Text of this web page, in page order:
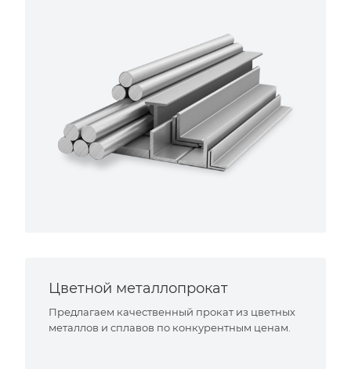
Цветной металлопрокат
Предлагаем качественный прокат из цветных
металлов и сплавов по конкурентным ценам.